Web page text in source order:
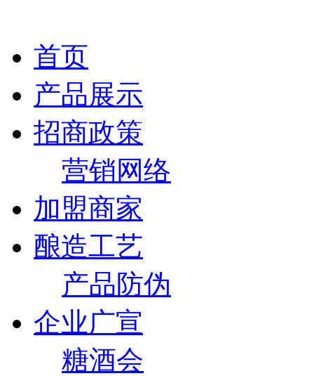
首页
产品展示
招商政策
营销网络
加盟商家
酿造工艺
产品防伪
企业广宣
糖酒会